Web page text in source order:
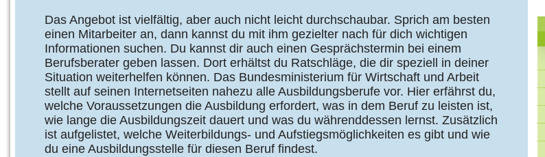
Das Angebot ist vielfältig, aber auch nicht leicht durchschaubar. Sprich am besten
einen Mitarbeiter an, dann kannst du mit ihm gezielter nach für dich wichtigen
Informationen suchen. Du kannst dir auch einen Gesprächstermin bei einem
Berufsberater geben lassen. Dort erhältst du Ratschläge, die dir speziell in deiner
Situation weiterhelfen können. Das Bundesministerium für Wirtschaft und Arbeit
stellt auf seinen Internetseiten nahezu alle Ausbildungsberufe vor. Hier erfährst du,
welche Voraussetzungen die Ausbildung erfordert, was in dem Beruf zu leisten ist,
wie lange die Ausbildungszeit dauert und was du währenddessen lernst. Zusätzlich
ist aufgelistet, welche Weiterbildungs- und Aufstiegsmöglichkeiten es gibt und wie
du eine Ausbildungsstelle für diesen Beruf findest.